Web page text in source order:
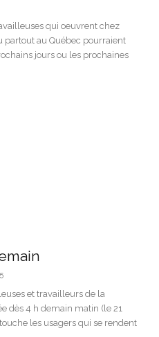
qui oeuvrent chez
partout au Québec pourraient
jours ou les prochaines
et travailleurs de la
dès 4 h demain matin (le 21
les usagers qui se rendent